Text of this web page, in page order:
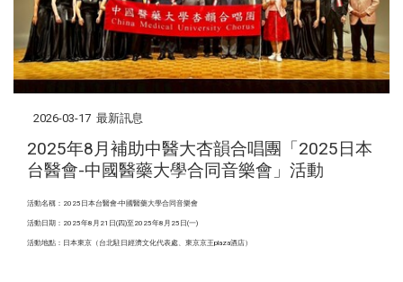
2026-03-17 最新訊息
2025年8月補助中醫大杏韻合唱團「2025日本
台醫會-中國醫藥大學合同音樂會」活動
活動名稱：2025日本台醫會-中國醫藥大學合同音樂會
活動日期：2025年8月21日(四)至2025年8月25日(一)
活動地點：日本東京（台北駐日經濟文化代表處、東京京王plaza酒店）